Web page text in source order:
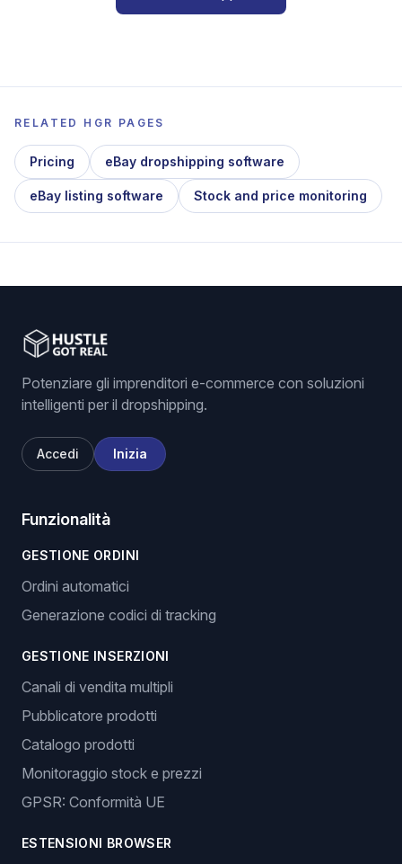
RELATED HGR PAGES
Pricing eBay dropshipping software
eBay listing software Stock and price monitoring
Potenziare gli imprenditori e-commerce con soluzioni
intelligenti per il dropshipping.
Accedi Inizia
Funzionalità
GESTIONE ORDINI
Ordini automatici
Generazione codici di tracking
GESTIONE INSERZIONI
Canali di vendita multipli
Pubblicatore prodotti
Catalogo prodotti
Monitoraggio stock e prezzi
GPSR: Conformità UE
ESTENSIONI BROWSER